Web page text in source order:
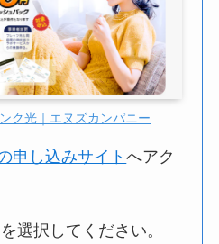
ク光｜エヌズカンパニー
申し込みサイトへアク
選択してください。